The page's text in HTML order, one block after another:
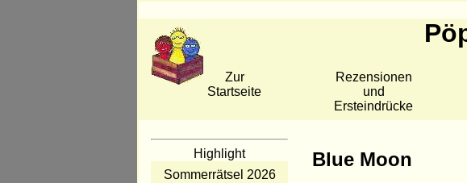
Zur
Startseite
Rezensionen
und
Ersteindrücke
Highlight
Sommerrätsel 2026
Blue Moon